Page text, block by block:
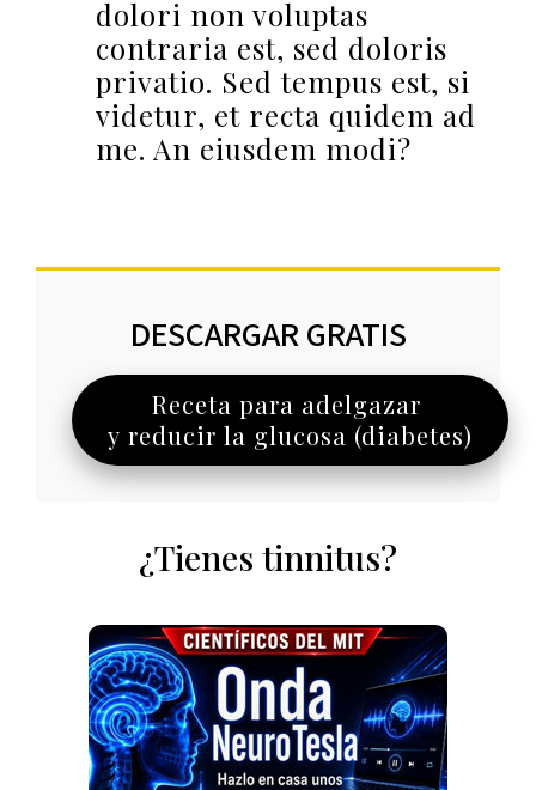
dolori non voluptas
contraria est, sed doloris
privatio. Sed tempus est, si
videtur, et recta quidem ad
me. An eiusdem modi?
DESCARGAR GRATIS
Receta para adelgazar
y reducir la glucosa (diabetes)
¿Tienes tinnitus?